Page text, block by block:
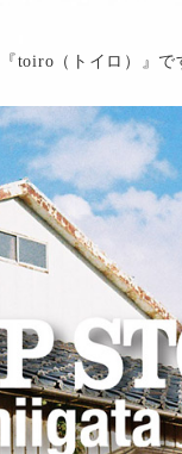
toiro（トイロ）』